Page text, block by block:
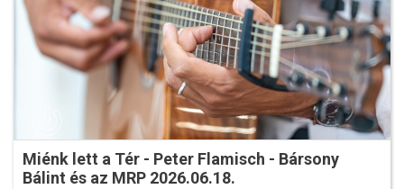
Miénk lett a Tér - Peter Flamisch - Bársony
Bálint és az MRP 2026.06.18.